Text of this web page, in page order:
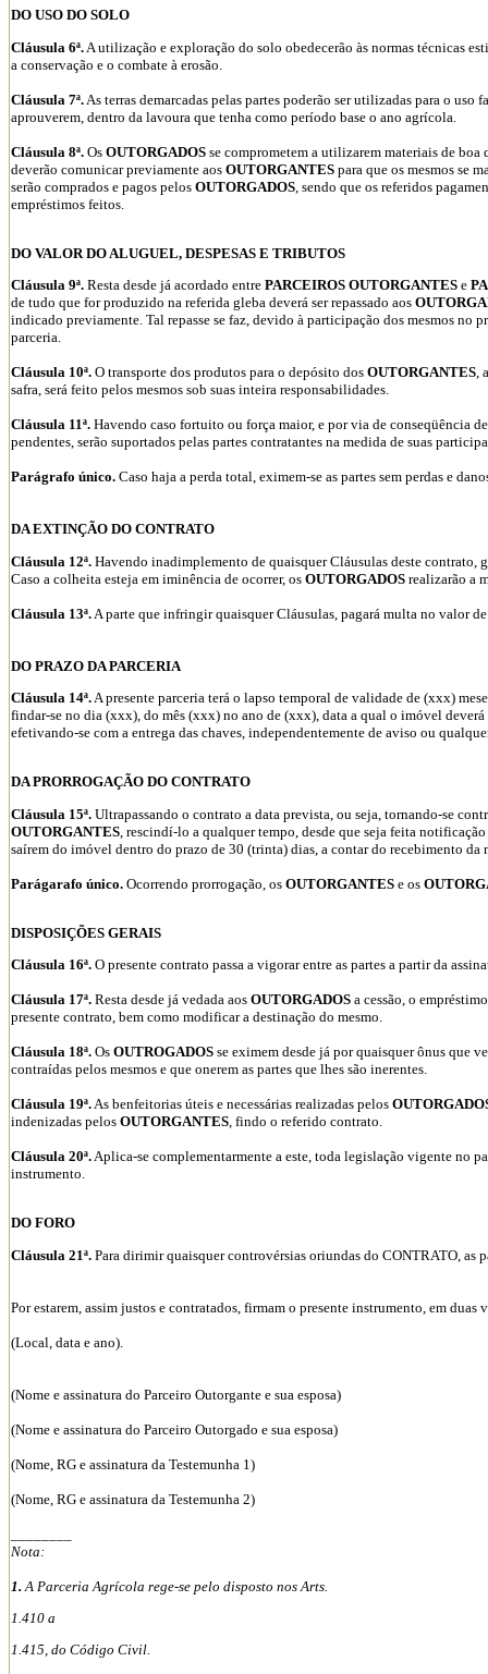
DO USO DO SOLO
Cláusula 6ª. A utilização e exploração do solo obedecerão às normas técnicas
a conservação e o combate à erosão.
Cláusula 7ª. As terras demarcadas pelas partes poderão ser utilizadas para o
aprouverem, dentro da lavoura que tenha como período base o ano agrícola.
Cláusula 8ª. Os OUTORGADOS se comprometem a utilizarem materiais de
deverão comunicar previamente aos OUTORGANTES para que os mesmos se
serão comprados e pagos pelos OUTORGADOS , sendo que os referidos
empréstimos feitos.
DO VALOR DO ALUGUEL, DESPESAS E TRIBUTOS
Cláusula 9ª. Resta desde já acordado entre PARCEIROS OUTORGANTES e
de tudo que for produzido na referida gleba deverá ser repassado aos
indicado previamente. Tal repasse se faz, devido à participação dos mesmos no
parceria.
Cláusula 10ª. O transporte dos produtos para o depósito dos OUTORGANTES,
safra, será feito pelos mesmos sob suas inteira responsabilidades.
Cláusula 11ª. Havendo caso fortuito ou força maior, e por via de conseqüência
pendentes, serão suportados pelas partes contratantes na medida de suas
Parágrafo único. Caso haja a perda total, eximem-se as partes sem perdas e
DA EXTINÇÃO DO CONTRATO
Cláusula 12ª. Havendo inadimplemento de quaisquer Cláusulas deste contrato,
Caso a colheita esteja em iminência de ocorrer, os OUTORGADOS realizarão a
Cláusula 13ª. A parte que infringir quaisquer Cláusulas, pagará multa no valor
DO PRAZO DA PARCERIA
Cláusula 14ª. A presente parceria terá o lapso temporal de validade de (xxx)
findar-se no dia (xxx), do mês (xxx) no ano de (xxx), data a qual o imóvel
efetivando-se com a entrega das chaves, independentemente de aviso ou
DA PRORROGAÇÃO DO CONTRATO
Cláusula 15ª. Ultrapassando o contrato a data prevista, ou seja, tornando-se
OUTORGANTES , rescindí-lo a qualquer tempo, desde que seja feita
saírem do imóvel dentro do prazo de 30 (trinta) dias, a contar do recebimento da
Parágarafo único. Ocorrendo prorrogação, os OUTORGANTES e os
DISPOSIÇÕES GERAIS
Cláusula 16ª. O presente contrato passa a vigorar entre as partes a partir da
Cláusula 17ª. Resta desde já vedada aos OUTORGADOS a cessão, o
presente contrato, bem como modificar a destinação do mesmo.
Cláusula 18ª. Os OUTROGADOS se eximem desde já por quaisquer ônus que
contraídas pelos mesmos e que onerem as partes que lhes são inerentes.
Cláusula 19ª.As benfeitorias úteis e necessárias realizadas pelos
indenizadas pelos OUTORGANTES, findo o referido contrato.
Cláusula 20ª.Aplica-se complementarmente a este, toda legislação vigente no
instrumento.
DO FORO
Cláusula 21ª. Para dirimir quaisquer controvérsias oriundas do CONTRATO, as
Por estarem, assim justos e contratados, firmam o presente instrumento, em
(Local, data e ano).
(Nome e assinatura do Parceiro Outorgante e sua esposa)
(Nome e assinatura do Parceiro Outorgado e sua esposa)
(Nome, RG e assinatura da Testemunha 1)
(Nome, RG e assinatura da Testemunha 2)
Nota:
1. A Parceria Agrícola rege-se pelo disposto nos Arts.
1.410 a
1.415, do Código Civil.